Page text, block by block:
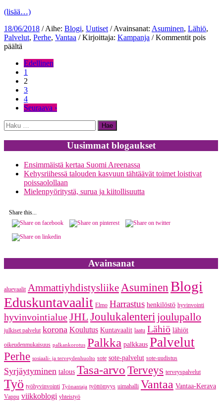
(lisää…)
18/06/2018 / Aihe: Blogi, Uutiset / Avainsanat: Asuminen, Lähiö,
Palvelut, Perhe, Vantaa / Kirjoittaja: Kampanja /Kommentit pois
päältä
hintojen
kasvaessa
vaarana
on
keskusta-
asumisen
Edellinen
1
2
3
4
Seuraava ›
Haku:
Uusimmat blogaukset
Ensimmäistä kertaa Suomi Areenassa
Kehysriihessä talouden kasvuun tähtäävät toimet loistivat
poissaolollaan
Mielenpyöritystä, surua ja kiitollisuutta
Share this...
Avainsanat
aluevaalit Ammattiyhdistysliike Asuminen Blogi
Eduskuntavaalit Elmo Harrastus henkilöstö hyvinvointi
hyvinvointialueJHLJoulukalenteri joulupallo
julkiset palvelut korona Koulutus Kuntavaalit laatu Lähiö lähiöt
oikeudenmukaisuus palkankorotus Palkka palkkaus Palvelut
Perhe sosiaali- ja terveydenhuolto sote sote-palvelut sote-uudistus
Syrjäytyminen talous Tasa-arvo Terveys terveyspalvelut
Työ työhyvinvointi Työnantaja työttömyys uimahalli Vantaa Vantaa-Kerava
Vappu viikkoblogi yhteistyö